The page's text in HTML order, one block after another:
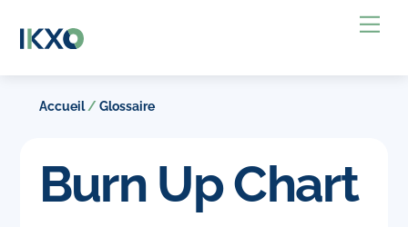
Accueil/ Glossaire
Burn Up Chart